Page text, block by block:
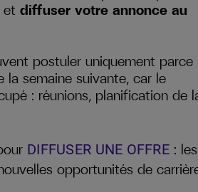
et diffuser votre annonce au
postuler uniquement parce
semaine suivante, car le
: réunions, planification de
DIFFUSER UNE OFFRE : les
opportunités de